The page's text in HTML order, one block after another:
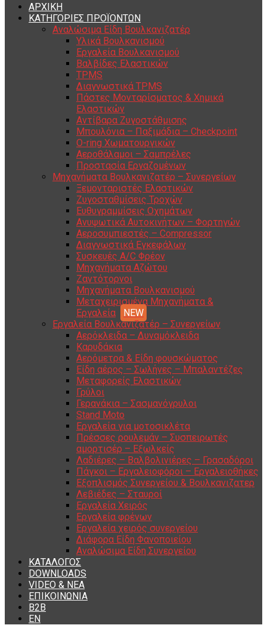
ΑΡΧΙΚΗ
ΚΑΤΗΓΟΡΙΕΣ ΠΡΟΪΟΝΤΩΝ
Αναλώσιμα Είδη Βουλκανιζατέρ
Υλικά Βουλκανισμού
Εργαλεία Βουλκανισμού
Βαλβίδες Ελαστικών
TPMS
Διαγνωστικά TPMS
Πάστες Μονταρίσματος & Χημικά
Ελαστικών
Αντίβαρα Ζυγοστάθμισης
Μπουλόνια – Παξιμάδια – Checkpoint
O-ring Χωματουργικών
Αεροθάλαμοι – Σαμπρέλες
Προστασία Εργαζομένων
Μηχανήματα Βουλκανιζατέρ – Συνεργείων
Ξεμονταριστές Ελαστικών
Ζυγοσταθμίσεις Τροχών
Ευθυγραμμίσεις Οχημάτων
Ανυψωτικά Αυτοκινήτων – Φορτηγών
Αεροσυμπιεστές – Compressor
Διαγνωστικά Εγκεφάλων
Συσκευές A/C Φρέον
Μηχανήματα Αζώτου
Ζαντότορνοι
Μηχανήματα Βουλκανισμού
Μεταχειρισμένα Μηχανήματα &
Εργαλεία
Εργαλεία Βουλκανιζατέρ – Συνεργείων
Αερόκλειδα – Δυναμόκλειδα
Καρυδάκια
Αερόμετρα & Είδη φουσκώματος
Είδη αέρος – Σωλήνες – Μπαλαντέζες
Μεταφορείς Ελαστικών
Γρύλοι
Γερανάκια – Σασμανόγρυλοι
Stand Moto
Εργαλεία για μοτοσικλέτα
Πρέσσες ρουλεμάν – Συσπειρωτές
αμορτισέρ – Εξωλκείς
Λαδιέρες – Βαλβολινιέρες – Γρασαδόροι
Πάγκοι – Εργαλειοφόροι – Εργαλειοθήκες
Εξοπλισμός Συνεργείου & Βουλκανιζατερ
Λεβιέδες – Σταυροί
Εργαλεία Χειρός
Εργαλεία φρένων
Εργαλεία χειρός συνεργείου
Διάφορα Είδη Φανοποιείου
Αναλώσιμα Είδη Συνεργείου
ΚΑΤΑΛΟΓΟΣ
DOWNLOADS
VIDEO & ΝΕΑ
ΕΠΙΚΟΙΝΩΝΙΑ
B2B
ΕΝ